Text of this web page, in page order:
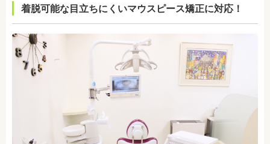
着脱可能な目立ちにくいマウスピース矯正に対応！